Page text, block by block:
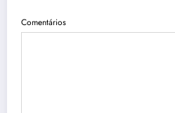
Comentários